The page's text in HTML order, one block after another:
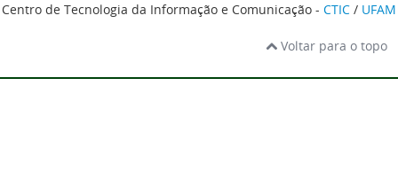
Centro de Tecnologia da Informação e Comunicação - CTIC / UFAM
Voltar para o topo